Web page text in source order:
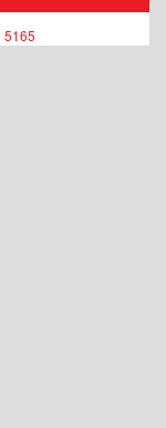
5165